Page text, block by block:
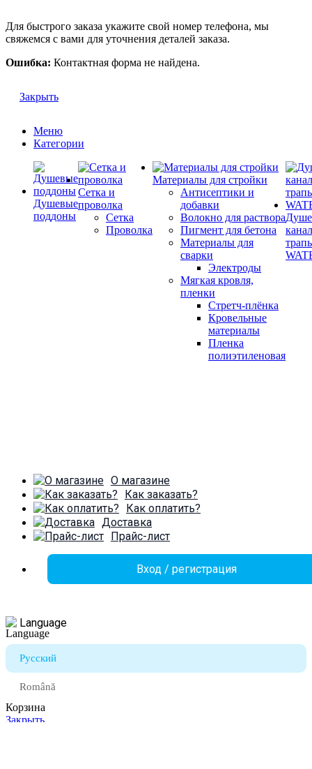
Для быстрого заказа укажите свой номер телефона, мы
свяжемся с вами для уточнения деталей заказа.
Ошибка: Контактная форма не найдена.
Закрыть
Меню
Категории
Душевые
поддоны
Сетка и
проволка
Сетка
Проволка
Материалы для стройки
Антисептики и
добавки
Волокно для раствора
Пигмент для бетона
Материалы для
сварки
Электроды
Мягкая кровля,
пленки
Стретч-плёнка
Кровельные
материалы
Пленка
полиэтиленовая
О магазине
Как заказать?
Как оплатить?
Доставка
Прайс-лист
Вход / регистрация
Language
Русский
Română
Корзина
Закрыть